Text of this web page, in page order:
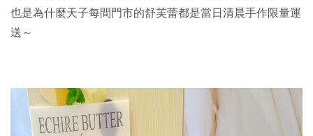
也是為什麼天子每間門市的舒芙蕾都是當日清晨手作限量運
送～